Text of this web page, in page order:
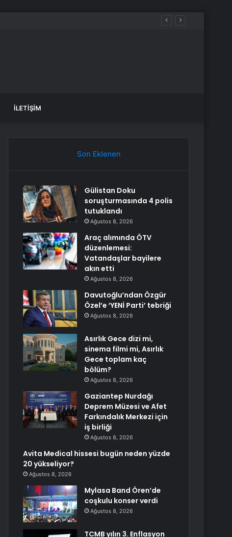
İLETIŞIM
Son Eklenen
Gülistan Doku
soruşturmasında 4 polis
tutuklandı
Ağustos 8, 2026
Araç alımında ÖTV
düzenlemesi:
Vatandaşlar bayilere
akın etti
Ağustos 8, 2026
Davutoğlu’ndan Özgür
Özel’e ‘YENİ Parti’ tebriği
Ağustos 8, 2026
Asırlık Gece dizi mi,
sinema filmi mi, Asırlık
Gece toplam kaç
bölüm?
Ağustos 8, 2026
Gaziantep Nurdağı
Deprem Müzesi ve Afet
Farkındalık Merkezi için
iş birliği
Ağustos 8, 2026
Avita Medical hissesi bugün neden yüzde
20 yükseliyor?
Ağustos 8, 2026
Mylasa Band Ören’de
coşkulu konser verdi
Ağustos 8, 2026
TCMB yılın 3. Enflasyon